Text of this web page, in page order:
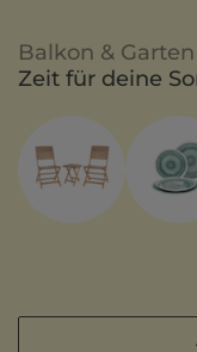
Balkon & Garten
Zeit für deine